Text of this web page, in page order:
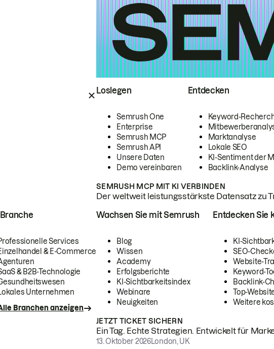
Loslegen
Semrush One
Enterprise
Semrush MCP
Semrush API
Unsere Daten
Demo vereinbaren
Entdecken
Keyword-
Marktanalyse
Lokale SEO
KI-Sentiment der
Backlink-Analyse
SEMRUSH MCP MIT KI VERBINDEN
Der weltweit leistungsstärkste Datensatz zu
Services
& E-Commerce
& B2B-Technologie
Unternehmen
Branchen anzeigen
Wachsen Sie mit Semrush
Blog
Wissen
Academy
Erfolgsberichte
KI-Sichtbarkeitsindex
Webinare
Neuigkeiten
Entdecken Sie
KI-
SEO-
Website-
Keyword-
Backlink-
Top-
Weitere
JETZT TICKET SICHERN
Ein Tag. Echte Strategien. Entwickelt für
13. Oktober 2026London, UK